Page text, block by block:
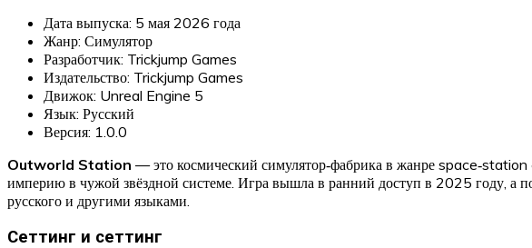
Дата выпуска: 5 мая 2026 года
Жанр: Симулятор
Разработчик: Trickjump Games
Издательство: Trickjump Games
Движок: Unreal Engine 5
Язык: Русский
Версия: 1.0.0
Outworld Station — это космический симулятор‑фабрика в жанре
империю в чужой звёздной системе. Игра вышла в ранний доступ в 2025 году, а
русского и другими языками.
Сеттинг и сеттинг